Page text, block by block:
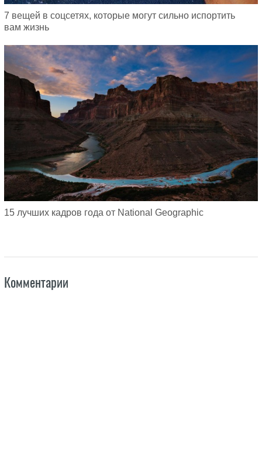
7 вещей в соцсетях, которые могут сильно испортить
вам жизнь
15 лучших кадров года от National Geographic
Комментарии